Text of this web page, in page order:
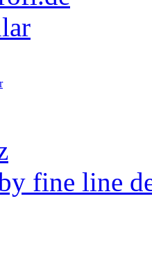
fine line